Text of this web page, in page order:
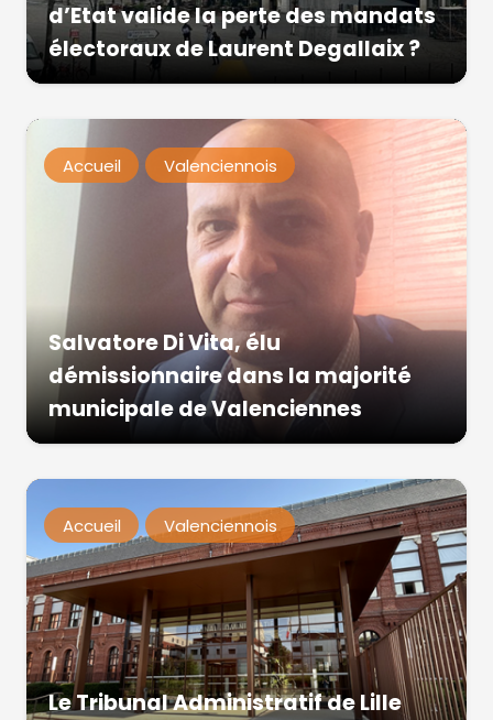
d’Etat valide la perte des mandats
électoraux de Laurent Degallaix ?
Accueil Valenciennois
Salvatore Di Vita, élu
démissionnaire dans la majorité
municipale de Valenciennes
Accueil Valenciennois
Le Tribunal Administratif de Lille